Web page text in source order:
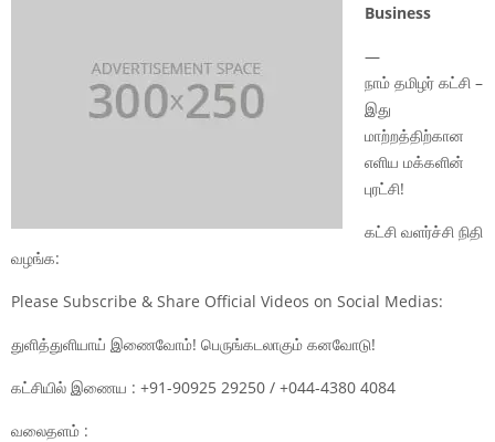
Business
—
நாம் தமிழர் கட்சி –
இது
மாற்றத்திற்கான
எளிய மக்களின்
புரட்சி!
கட்சி வளர்ச்சி நிதி
வழங்க:
Please Subscribe & Share Official Videos on Social Medias:
துளித்துளியாய் இணைவோம்! பெருங்கடலாகும் கனவோடு!
கட்சியில் இணைய : +91-90925 29250 / +044-4380 4084
வலைதளம் :